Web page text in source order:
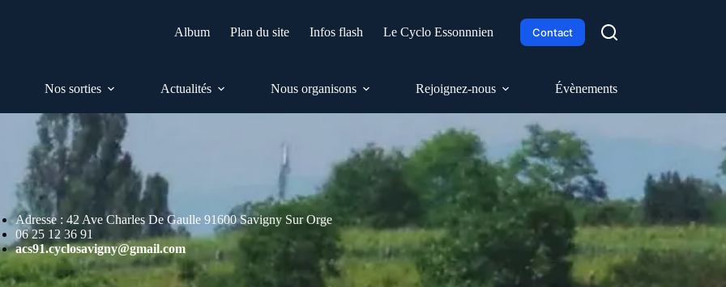
Album Plan du site Infos flash Le Cyclo Essonnnien Contact
Nos sorties Actualités Nous organisons Rejoignez-nous Évènements
Adresse : 42 Ave Charles De Gaulle 91600 Savigny Sur Orge
06 25 12 36 91
acs91.cyclosavigny@gmail.com